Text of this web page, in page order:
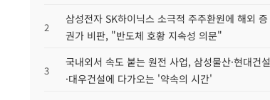
2
삼성전자 SK하이닉스 소극적 주주환원에 해외 증
권가 비판, "반도체 호황 지속성 의문"
3
국내외서 속도 붙는 원전 사업, 삼성물산·현대건설
·대우건설에 다가오는 '약속의 시간'